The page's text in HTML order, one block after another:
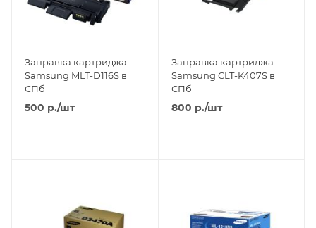
Заправка картриджа
Samsung MLT-D116S в
СПб
500 р./шт
Заправка картриджа
Samsung CLT-K407S в
СПб
800 р./шт